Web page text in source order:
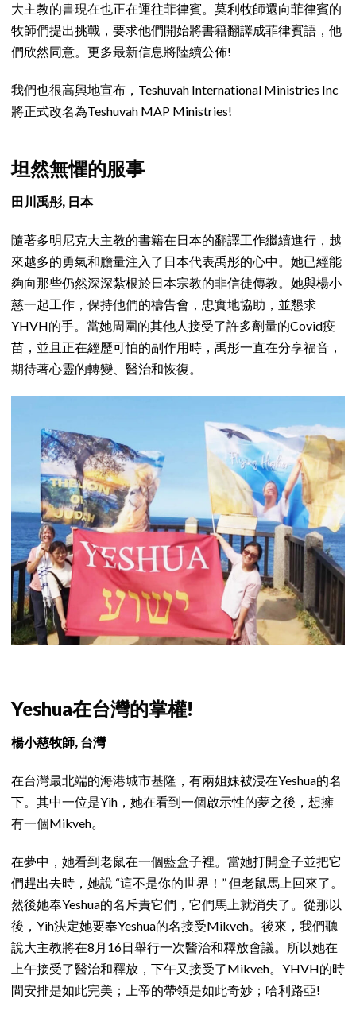
大主教的書現在也正在運往菲律賓。莫利牧師還向菲律賓的
牧師們提出挑戰，要求他們開始將書籍翻譯成菲律賓語，他
們欣然同意。更多最新信息將陸續公佈!
我們也很高興地宣布，Teshuvah International Ministries Inc
將正式改名為Teshuvah MAP Ministries!
坦然無懼的服事
田川禹彤, 日本
隨著多明尼克大主教的書籍在日本的翻譯工作繼續進行，越
來越多的勇氣和膽量注入了日本代表禹彤的心中。她已經能
夠向那些仍然深深紮根於日本宗教的非信徒傳教。她與楊小
慈一起工作，保持他們的禱告會，忠實地協助，並懇求
YHVH的手。當她周圍的其他人接受了許多劑量的Covid疫
苗，並且正在經歷可怕的副作用時，禹彤一直在分享福音，
期待著心靈的轉變、醫治和恢復。
Yeshua在台灣的掌權!
楊小慈牧師, 台灣
在台灣最北端的海港城市基隆，有兩姐妹被浸在Yeshua的名
下。其中一位是Yih，她在看到一個啟示性的夢之後，想擁
有一個Mikveh。
在夢中，她看到老鼠在一個藍盒子裡。當她打開盒子並把它
們趕出去時，她說 “這不是你的世界！” 但老鼠馬上回來了。
然後她奉Yeshua的名斥責它們，它們馬上就消失了。從那以
後，Yih決定她要奉Yeshua的名接受Mikveh。後來，我們聽
說大主教將在8月16日舉行一次醫治和釋放會議。所以她在
上午接受了醫治和釋放，下午又接受了Mikveh。YHVH的時
間安排是如此完美；上帝的帶領是如此奇妙；哈利路亞!